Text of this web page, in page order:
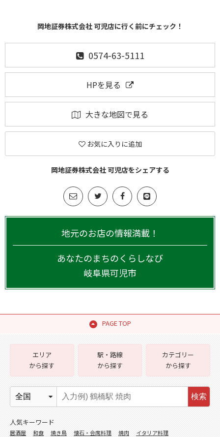
岡地証券株式会社 可児店に行く前にチェック！
0574-63-5111
HPを見る
大きな地図で見る
お気に入りに追加
岡地証券株式会社 可児店をシェアする
地元のお店の情報満載！
あなたのまちのくらしなび
岐阜県可児市
PAGE TOP
エリア
から探す
駅・路線
から探す
カテゴリー
から探す
検索
人気キーワード
居酒屋 和食 焼き鳥 懐石・会席料理 焼肉
イタリア料理